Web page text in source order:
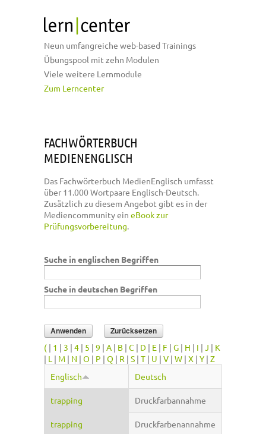
Neun umfangreiche web-based Trainings
Übungspool mit zehn Modulen
Viele weitere Lernmodule
Zum Lerncenter
FACHWÖRTERBUCH
MEDIENENGLISCH
Das Fachwörterbuch MedienEnglisch umfasst
über 11.000 Wortpaare Englisch-Deutsch.
Zusätzlich zu diesem Angebot gibt es in der
Mediencommunity ein eBook zur
Prüfungsvorbereitung.
Suche in englischen Begriffen
Suche in deutschen Begriffen
( | 1 | 3 | 4 | 5 | 9 | A | B | C | D | E | F | G | H | I | J | K
| L | M | N | O | P | Q | R | S | T | U | V | W | X | Y | Z
Englisch
Deutsch
trapping Druckfarbannahme
trapping Druckfarbenannahme